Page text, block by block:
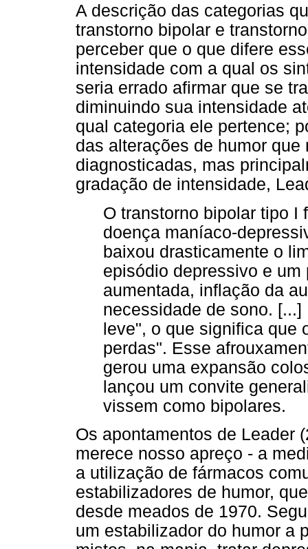
A descrição das categorias
transtorno bipolar e
perceber que o que difere
intensidade com a qual os
seria errado afirmar que se
diminuindo sua intensidade
qual categoria ele pertence;
das alterações de humor
diagnosticadas, mas
gradação de intensidade,
O transtorno bipolar tipo I
doença maníaco-
baixou drasticamente o
episódio depressivo e
aumentada, inflação da
necessidade de sono.
leve", o que significa que
perdas". Esse
gerou uma expansão
lançou um convite
vissem como bipolares.
Os apontamentos de Leader
merece nosso apreço - a
a utilização de fármacos
estabilizadores de humor,
desde meados de 1970.
um estabilizador do humor a